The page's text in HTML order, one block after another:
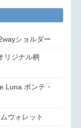
ショルダー
リジナル柄
Luna ポンテ・
ウォレット